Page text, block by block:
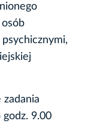
zadania
godz. 9.00